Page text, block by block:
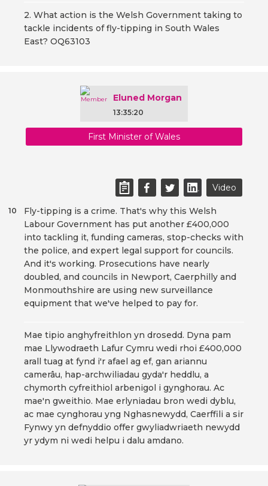
2. What action is the Welsh Government taking to
tackle incidents of fly-tipping in South Wales
East? OQ63103
Eluned Morgan
13:35:20
First Minister of Wales
Video
Fly-tipping is a crime. That's why this Welsh
Labour Government has put another £400,000
into tackling it, funding cameras, stop-checks with
the police, and expert legal support for councils.
And it's working. Prosecutions have nearly
doubled, and councils in Newport, Caerphilly and
Monmouthshire are using new surveillance
equipment that we've helped to pay for.
10
Mae tipio anghyfreithlon yn drosedd. Dyna pam
mae Llywodraeth Lafur Cymru wedi rhoi £400,000
arall tuag at fynd i'r afael ag ef, gan ariannu
camerâu, hap-archwiliadau gyda'r heddlu, a
chymorth cyfreithiol arbenigol i gynghorau. Ac
mae'n gweithio. Mae erlyniadau bron wedi dyblu,
ac mae cynghorau yng Nghasnewydd, Caerffili a sir
Fynwy yn defnyddio offer gwyliadwriaeth newydd
yr ydym ni wedi helpu i dalu amdano.